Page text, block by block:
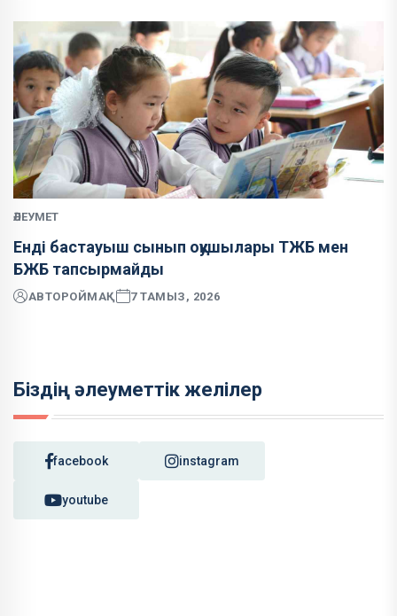
ӘЛЕУМЕТ
Енді бастауыш сынып оқушылары ТЖБ мен
БЖБ тапсырмайды
АВТОРОЙМАҚ 7 ТАМЫЗ, 2026
Біздің әлеуметтік желілер
facebook instagram
youtube